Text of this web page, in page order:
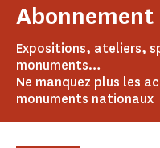
Expositions, ateliers,
monuments…
Ne manquez plus les
monuments nationaux